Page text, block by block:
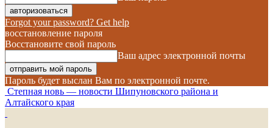
Forgot your password? Get help
восстановление пароля
Восстановите свой пароль
Ваш адрес электронной почты
Пароль будет выслан Вам по электронной почте.
Степная новь — новости Шипуновского района и
Алтайского края